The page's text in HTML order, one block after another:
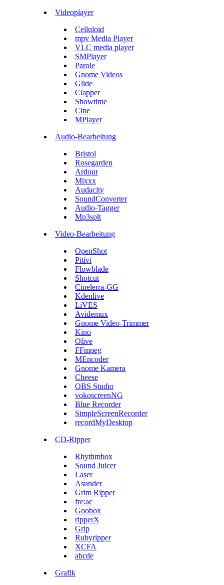
Videoplayer
Celluloid
mpv Media Player
VLC media player
SMPlayer
Parole
Gnome Videos
Glide
Clapper
Showtime
Cine
MPlayer
Audio-Bearbeitung
Bristol
Rosegarden
Ardour
Mixxx
Audacity
SoundConverter
Audio-Tagger
Mp3splt
Video-Bearbeitung
OpenShot
Pitivi
Flowblade
Shotcut
Cinelerra-GG
Kdenlive
LiVES
Avidemux
Gnome Video-Trimmer
Kino
Olive
FFmpeg
MEncoder
Gnome Kamera
Cheese
OBS Studio
vokoscreenNG
Blue Recorder
SimpleScreenRecorder
recordMyDesktop
CD-Ripper
Rhythmbox
Sound Juicer
Laser
Asunder
Grim Ripper
fre:ac
Goobox
ripperX
Grip
Rubyripper
XCFA
abcde
Grafik